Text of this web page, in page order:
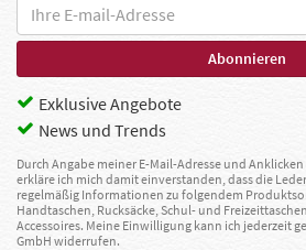
Exklusive Angebote
News und Trends
Durch Angabe meiner E-Mail-Adresse und
erkläre ich mich damit einverstanden, dass die
regelmäßig Informationen zu folgendem
Handtaschen, Rucksäcke, Schul- und
Accessoires. Meine Einwilligung kann ich jederzeit
GmbH widerrufen.